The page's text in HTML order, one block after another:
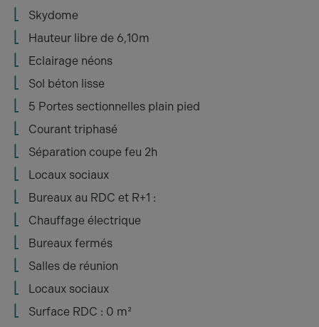
Skydome
Hauteur libre de 6,10m
Eclairage néons
Sol béton lisse
5 Portes sectionnelles plain pied
Courant triphasé
Séparation coupe feu 2h
Locaux sociaux
Bureaux au RDC et R+1 :
Chauffage électrique
Bureaux fermés
Salles de réunion
Locaux sociaux
Surface RDC : 0 m²